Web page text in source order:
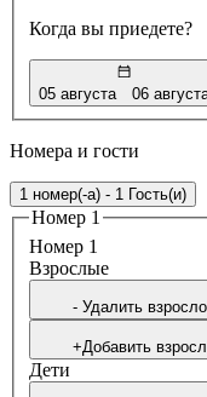
Когда вы приедете?
05 августа 06
Номера и гости
1 номер(-а) - 1 Гость(и)
Номер 1
Номер 1
Bзрослые
- Удалить
+Добавить
Дети